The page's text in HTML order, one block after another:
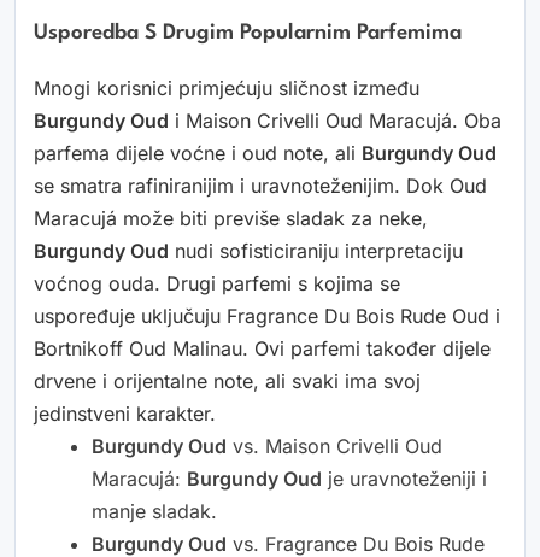
Usporedba S Drugim Popularnim Parfemima
Mnogi korisnici primjećuju sličnost između
Burgundy Oud i Maison Crivelli Oud Maracujá. Oba
parfema dijele voćne i oud note, ali Burgundy Oud
se smatra rafiniranijim i uravnoteženijim. Dok Oud
Maracujá može biti previše sladak za neke,
Burgundy Oud nudi sofisticiraniju interpretaciju
voćnog ouda. Drugi parfemi s kojima se
uspoređuje uključuju Fragrance Du Bois Rude Oud i
Bortnikoff Oud Malinau. Ovi parfemi također dijele
drvene i orijentalne note, ali svaki ima svoj
jedinstveni karakter.
Burgundy Oud vs. Maison Crivelli Oud
Maracujá: Burgundy Oud je uravnoteženiji i
manje sladak.
Burgundy Oud vs. Fragrance Du Bois Rude